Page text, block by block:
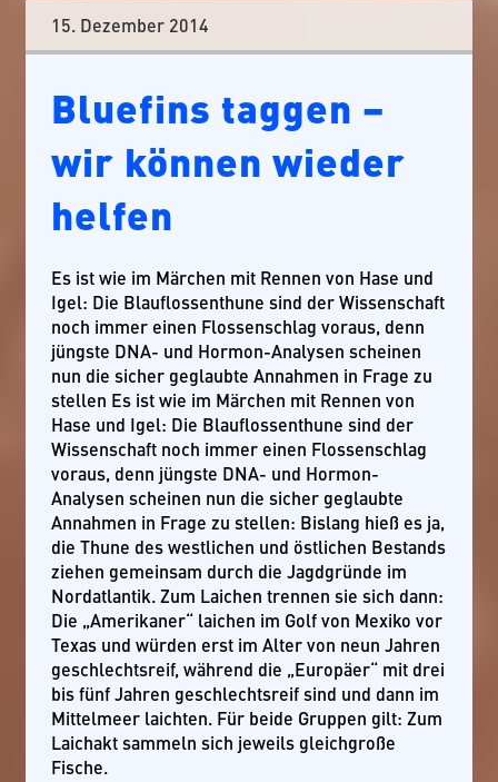
15. Dezember 2014
Bluefins taggen –
wir können wieder
helfen
Es ist wie im Märchen mit Rennen von Hase und
Igel: Die Blauflossenthune sind der Wissenschaft
noch immer einen Flossenschlag voraus, denn
jüngste DNA- und Hormon-Analysen scheinen
nun die sicher geglaubte Annahmen in Frage zu
stellen Es ist wie im Märchen mit Rennen von
Hase und Igel: Die Blauflossenthune sind der
Wissenschaft noch immer einen Flossenschlag
voraus, denn jüngste DNA- und Hormon-
Analysen scheinen nun die sicher geglaubte
Annahmen in Frage zu stellen: Bislang hieß es ja,
die Thune des westlichen und östlichen Bestands
ziehen gemeinsam durch die Jagdgründe im
Nordatlantik. Zum Laichen trennen sie sich dann:
Die „Amerikaner“ laichen im Golf von Mexiko vor
Texas und würden erst im Alter von neun Jahren
geschlechtsreif, während die „Europäer“ mit drei
bis fünf Jahren geschlechtsreif sind und dann im
Mittelmeer laichten. Für beide Gruppen gilt: Zum
Laichakt sammeln sich jeweils gleichgroße
Fische.